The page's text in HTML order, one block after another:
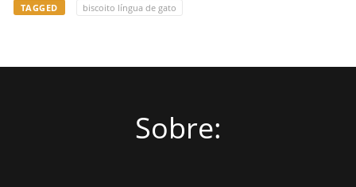
TAGGED biscoito língua de gato
Sobre: